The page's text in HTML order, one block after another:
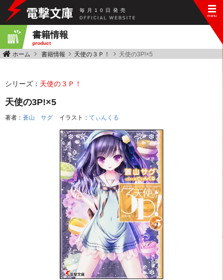
毎 月 10 日 発 売
書籍情報
product
ホーム 書籍情報 天使の３Ｐ！ 天使の3P!×5
シリーズ： 天使の３Ｐ！
天使の3P!×5
著者： 蒼山 サグ イラスト： てぃんくる